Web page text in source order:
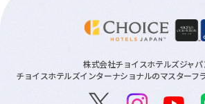
株式会社チョイスホテルズジャパ
チョイスホテルズインターナショナルのマスターフ